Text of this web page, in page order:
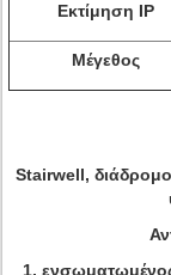
Εκτίμηση IP
Μέγεθος
Stairwell,
1,